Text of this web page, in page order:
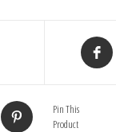
Pin This
Product